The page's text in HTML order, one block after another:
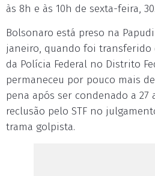
às 8h e às 10h de sexta-feira, 30.
Bolsonaro está preso na
janeiro, quando foi transferido
da Polícia Federal no Distrito
permaneceu por pouco mais
pena após ser condenado a 27
reclusão pelo STF no
trama golpista.